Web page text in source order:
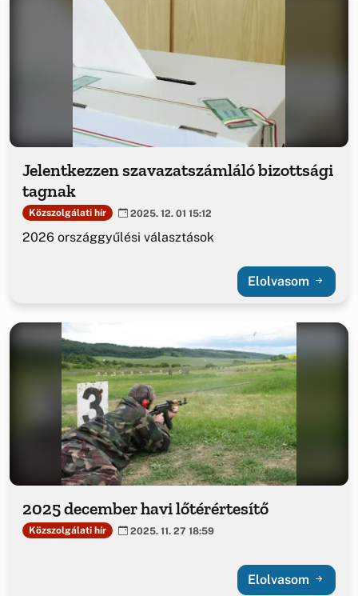
Jelentkezzen szavazatszámláló bizottsági
tagnak
Közszolgálati hír 2025. 12. 01 15:12
2026 országgyűlési választások
Elolvasom
2025 december havi lőtérértesítő
Közszolgálati hír 2025. 11. 27 18:59
Elolvasom